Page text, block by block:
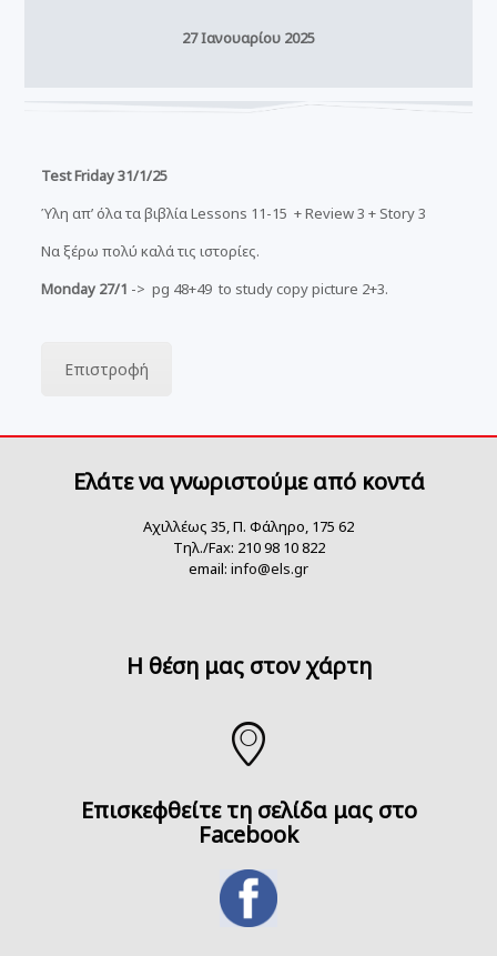
27 Ιανουαρίου 2025
Test Friday 31/1/25
Ύλη απ’ όλα τα βιβλία Lessons 11-15 + Review 3 + Story 3
Να ξέρω πολύ καλά τις ιστορίες.
Monday 27/1 -> pg 48+49 to study copy picture 2+3.
Επιστροφή
Ελάτε να γνωριστούμε από κοντά
Αχιλλέως 35, Π. Φάληρο, 175 62
Τηλ./Fax: 210 98 10 822
email: info@els.gr
H θέση μας στον χάρτη
Επισκεφθείτε τη σελίδα μας στο
Facebook